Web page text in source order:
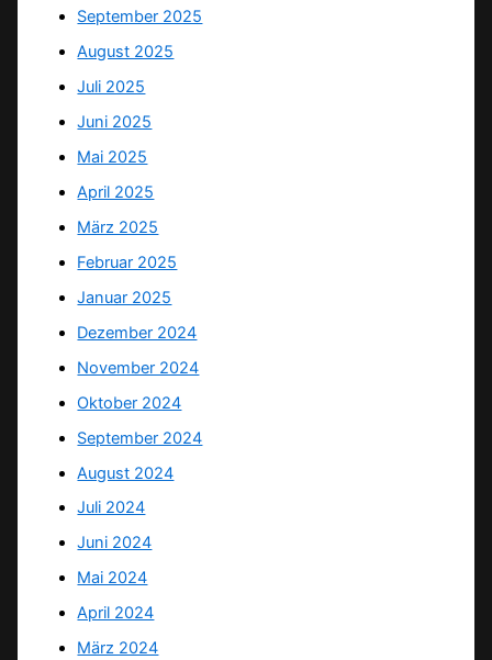
September 2025
August 2025
Juli 2025
Juni 2025
Mai 2025
April 2025
März 2025
Februar 2025
Januar 2025
Dezember 2024
November 2024
Oktober 2024
September 2024
August 2024
Juli 2024
Juni 2024
Mai 2024
April 2024
März 2024